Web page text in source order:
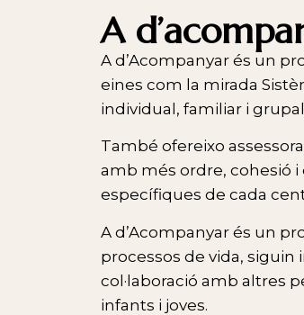
A
A d’Acompanyar és un
eines com la mirada
individual, familiar i
També ofereixo
amb més ordre, cohesió
específiques de cada
A d’Acompanyar és un
processos de vida, siguin
col·laboració amb altres
infants i joves.